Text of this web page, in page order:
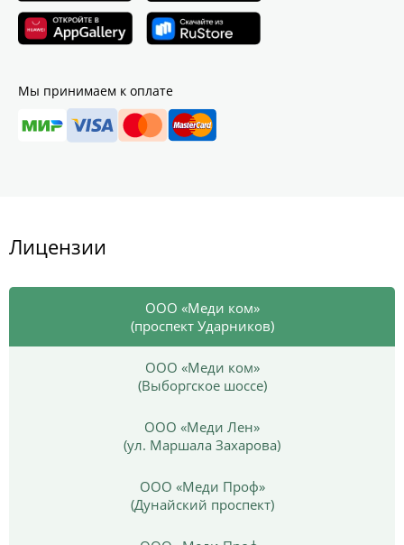
Мы принимаем к оплате
Лицензии
ООО «Меди ком»
(проспект Ударников)
ООО «Меди ком»
(Выборгское шоссе)
ООО «Меди Лен»
(ул. Маршала Захарова)
ООО «Меди Проф»
(Дунайский проспект)